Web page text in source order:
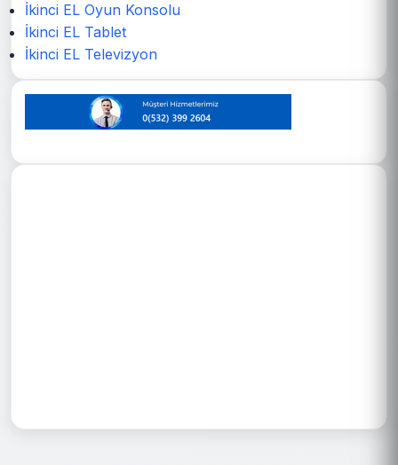
İkinci EL Oyun Konsolu
İkinci EL Tablet
İkinci EL Televizyon